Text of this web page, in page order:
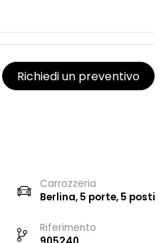
Richiedi un preventivo
Carrozzeria
Berlina, 5 porte, 5 posti
Riferimento